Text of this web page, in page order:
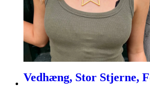
Vedhæng, Stor Stjerne,